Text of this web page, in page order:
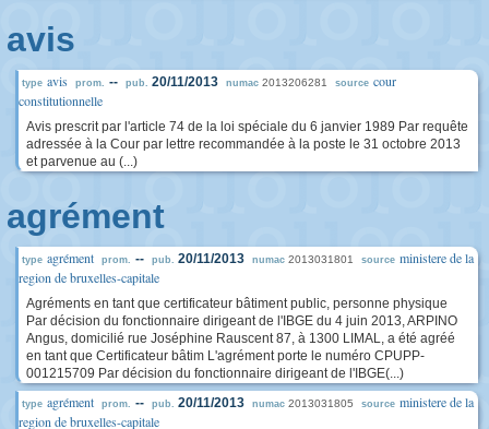
avis
type avis prom. -- pub. 20/11/2013 numac 2013206281 source cour
constitutionnelle
Avis prescrit par l'article 74 de la loi spéciale du 6 janvier 1989 Par requête
adressée à la Cour par lettre recommandée à la poste le 31 octobre 2013
et parvenue au (...)
agrément
type agrément prom. -- pub. 20/11/2013 numac 2013031801 source ministere de la
region de bruxelles-capitale
Agréments en tant que certificateur bâtiment public, personne physique
Par décision du fonctionnaire dirigeant de l'IBGE du 4 juin 2013, ARPINO
Angus, domicilié rue Joséphine Rauscent 87, à 1300 LIMAL, a été agréé
en tant que Certificateur bâtim L'agrément porte le numéro CPUPP-
001215709 Par décision du fonctionnaire dirigeant de l'IBGE(...)
type agrément prom. -- pub. 20/11/2013 numac 2013031805 source ministere de la
region de bruxelles-capitale